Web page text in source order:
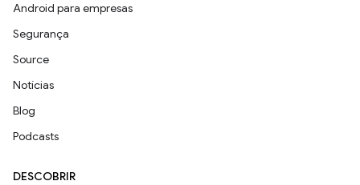
Android para empresas
Segurança
Source
Notícias
Blog
Podcasts
DESCOBRIR